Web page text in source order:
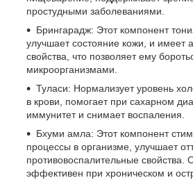
простудными заболеваниями.
Брингарадж: Этот компонент
улучшает состояние кожи, и имеет
свойства, что позволяет ему
микроорганизмами.
Туласи: Нормализует уровень
в крови, помогает при сахарном
иммунитет и снимает воспаления.
Бхуми амла: Этот компонент
процессы в организме, улучшает
противовоспалительные свойства.
эффективен при хроническом и